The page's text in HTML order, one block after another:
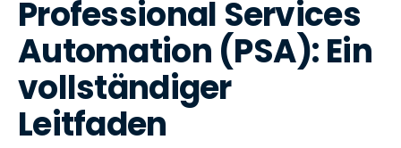
Professional Services
Automation (PSA): Ein
vollständiger
Leitfaden